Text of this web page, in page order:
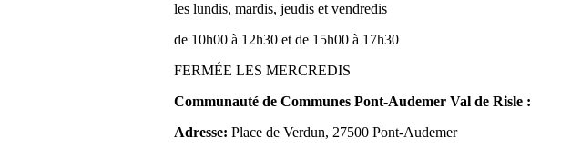
les lundis, mardis, jeudis et vendredis
de 10h00 à 12h30 et de 15h00 à 17h30
FERMÉE LES MERCREDIS
Communauté de Communes Pont-Audemer Val de Risle :
Adresse: Place de Verdun, 27500 Pont-Audemer